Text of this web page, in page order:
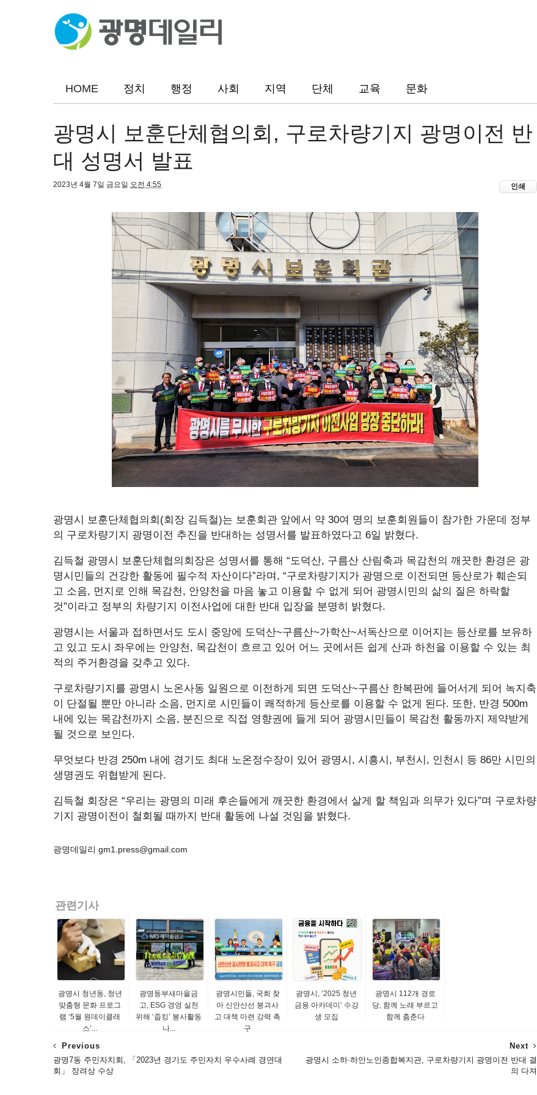
HOME 정치 행정 사회 지역 단체 교육 문화
광명시 보훈단체협의회, 구로차량기지 광명이전 반
대 성명서 발표
2023년 4월 7일 금요일 오전 4:55 인쇄
광명시 보훈단체협의회(회장 김득철)는 보훈회관 앞에서 약 30여 명의 보훈회원들이 참가한 가운데 정부
의 구로차량기지 광명이전 추진을 반대하는 성명서를 발표하였다고 6일 밝혔다.
김득철 광명시 보훈단체협의회장은 성명서를 통해 “도덕산, 구름산 산림축과 목감천의 깨끗한 환경은 광
명시민들의 건강한 활동에 필수적 자산이다”라며, “구로차량기지가 광명으로 이전되면 등산로가 훼손되
고 소음, 먼지로 인해 목감천, 안양천을 마음 놓고 이용할 수 없게 되어 광명시민의 삶의 질은 하락할
것”이라고 정부의 차량기지 이전사업에 대한 반대 입장을 분명히 밝혔다.
광명시는 서울과 접하면서도 도시 중앙에 도덕산~구름산~가학산~서독산으로 이어지는 등산로를 보유하
고 있고 도시 좌우에는 안양천, 목감천이 흐르고 있어 어느 곳에서든 쉽게 산과 하천을 이용할 수 있는 최
적의 주거환경을 갖추고 있다.
구로차량기지를 광명시 노온사동 일원으로 이전하게 되면 도덕산~구름산 한복판에 들어서게 되어 녹지축
이 단절될 뿐만 아니라 소음, 먼지로 시민들이 쾌적하게 등산로를 이용할 수 없게 된다. 또한, 반경 500m
내에 있는 목감천까지 소음, 분진으로 직접 영향권에 들게 되어 광명시민들이 목감천 활동까지 제약받게
될 것으로 보인다.
무엇보다 반경 250m 내에 경기도 최대 노온정수장이 있어 광명시, 시흥시, 부천시, 인천시 등 86만 시민의
생명권도 위협받게 된다.
김득철 회장은 “우리는 광명의 미래 후손들에게 깨끗한 환경에서 살게 할 책임과 의무가 있다”며 구로차량
기지 광명이전이 철회될 때까지 반대 활동에 나설 것임을 밝혔다.
광명데일리 gm1.press@gmail.com
관련기사
광명시 청년동, 청년
맞춤형 문화 프로그
램 ‘5월 원데이클래
스’...
광명동부새마을금
고, ESG 경영 실천
위해 ‘줍킹’ 봉사활동
나...
광명시민들, 국회 찾
아 신안산선 붕괴사
고 대책 마련 강력 촉
구
광명시, ‘2025 청년
금융 아카데미’ 수강
생 모집
광명시 112개 경로
당, 함께 노래 부르고
함께 춤춘다
Next
광명시 소하·하안노인종합복지관, 구로차량기지 광명이전 반대 결
의 다져
Previous
광명7동 주민자치회, 「2023년 경기도 주민자치 우수사례 경연대
회」 장려상 수상